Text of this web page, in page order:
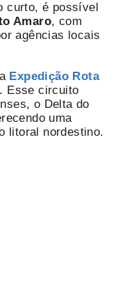
curto, é possível
Amaro, com
agências locais
Expedição Rota
Esse circuito
o Delta do
uma
litoral nordestino.